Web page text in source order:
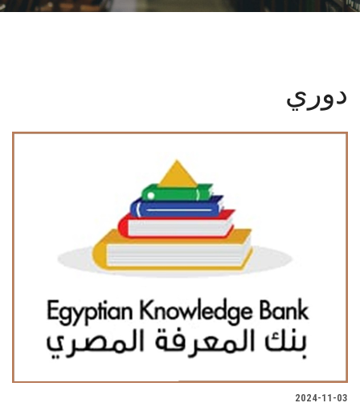
البحث العلمي
هيئة التدريس
الدراسات العليا
دوري
2024-11-03